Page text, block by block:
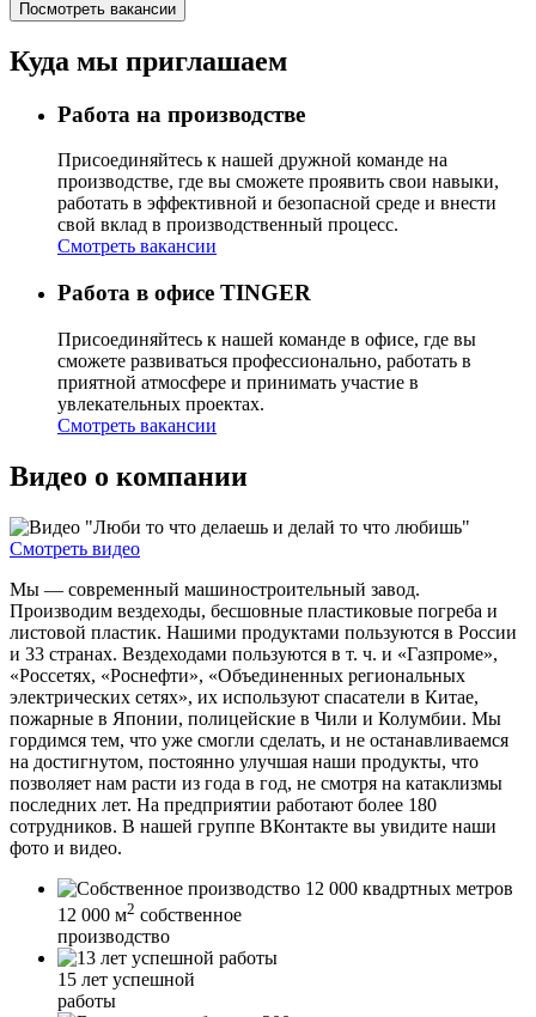
Посмотреть вакансии
Куда мы приглашаем
Работа на производстве
Присоединяйтесь к нашей дружной команде на
производстве, где вы сможете проявить свои навыки,
работать в эффективной и безопасной среде и внести
свой вклад в производственный процесс.
Смотреть вакансии
Работа в офисе TINGER
Присоединяйтесь к нашей команде в офисе, где вы
сможете развиваться профессионально, работать в
приятной атмосфере и принимать участие в
увлекательных проектах.
Смотреть вакансии
Видео о компании
Смотреть видео
Мы — современный машиностроительный завод.
Производим вездеходы, бесшовные пластиковые погреба и
листовой пластик. Нашими продуктами пользуются в России
и 33 странах. Вездеходами пользуются в т. ч. и «Газпроме»,
«Россетях, «Роснефти», «Объединенных региональных
электрических сетях», их используют спасатели в Китае,
пожарные в Японии, полицейские в Чили и Колумбии. Мы
гордимся тем, что уже смогли сделать, и не останавливаемся
на достигнутом, постоянно улучшая наши продукты, что
позволяет нам расти из года в год, не смотря на катаклизмы
последних лет. На предприятии работают более 180
сотрудников. В нашей группе ВКонтакте вы увидите наши
фото и видео.
12 000 м2 собственное
производство
15 лет успешной
работы